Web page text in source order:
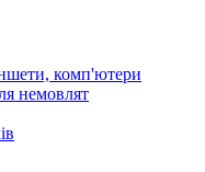
комп'ютери
немовлят